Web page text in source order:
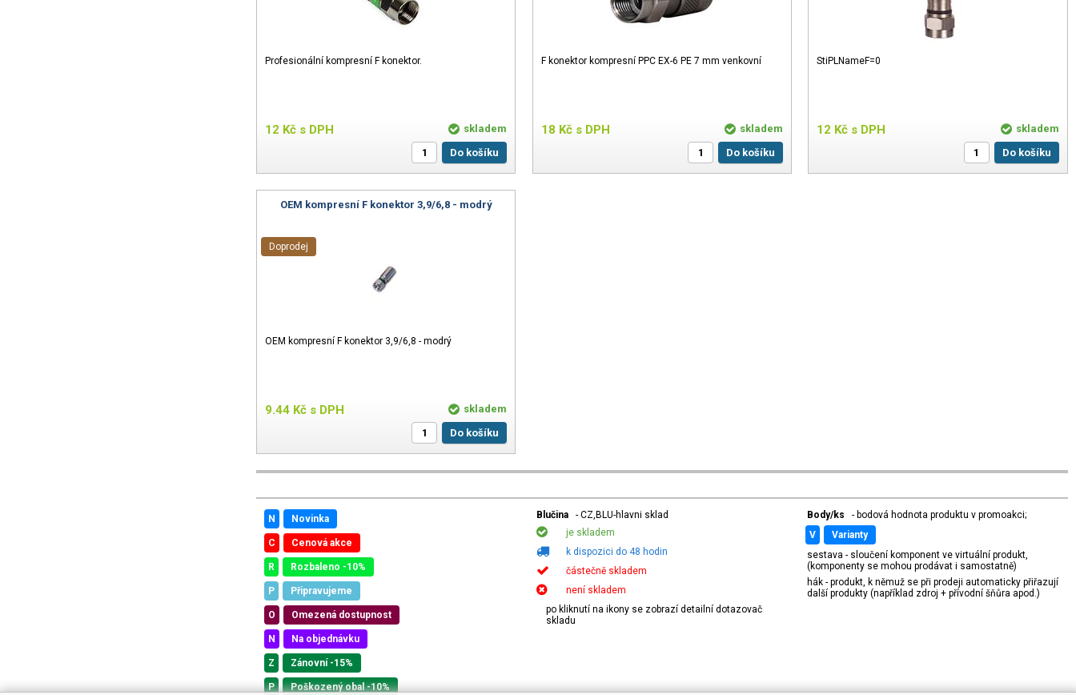
Profesionální kompresní F konektor.
12 Kč s DPH
skladem
Do košíku
F konektor kompresní PPC EX-6 PE 7 mm venkovní
18 Kč s DPH
skladem
Do košíku
StiPLNameF=0
12 Kč s DPH
skladem
Do košíku
OEM kompresní F konektor 3,9/6,8 - modrý
OEM kompresní F konektor 3,9/6,8 - modrý
9.44 Kč s DPH
Doprodej
skladem
Do košíku
N Novinka
C Cenová akce
R Rozbaleno -10%
P Připravujeme
O Omezená dostupnost
N Na objednávku
Z Zánovní -15%
P Poškozený obal -10%
Blučina
- CZ,BLU-hlavni sklad
je skladem
k dispozici do 48 hodin
částečně skladem
není skladem
po kliknutí na ikony se zobrazí detailní dotazovač
skladu
Body/ks
- bodová hodnota produktu v promoakci;
v
varianty
sestava - sloučení komponent ve virtuální produkt,
(komponenty se mohou prodávat i samostatně)
hák - produkt, k němuž se při prodeji automaticky přiřazují
další produkty (například zdroj + přívodní šňůra apod.)